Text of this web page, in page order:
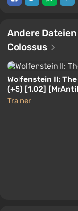
Andere
Colossus
Wolfenstein II:
(+5) [1.02]
Trainer